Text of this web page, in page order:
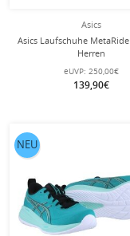
Asics
Asics Laufschuhe
Herren
eUVP: 250,00€
139,90€
NEU